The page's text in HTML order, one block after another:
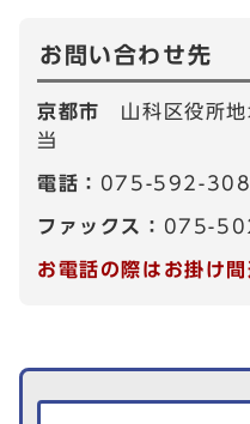
お問い合わせ先
京都市 山科区役所
当
電話： 075-592-
ファックス： 075-
お電話の際はお掛け
生活情報を探す